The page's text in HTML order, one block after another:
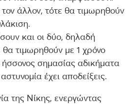
άλλον, τότε θα τιμωρηθούν
και οι δύο, δηλαδή
τιμωρηθούν με 1 χρόνο
σημασίας αδικήματα
έχει αποδείξεις.
της Νίκης, ενεργώντας